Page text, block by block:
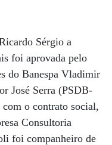
Sérgio a
foi aprovada pelo
do Banespa Vladimir
José Serra (PSDB-
o contrato social,
Consultoria
foi companheiro de